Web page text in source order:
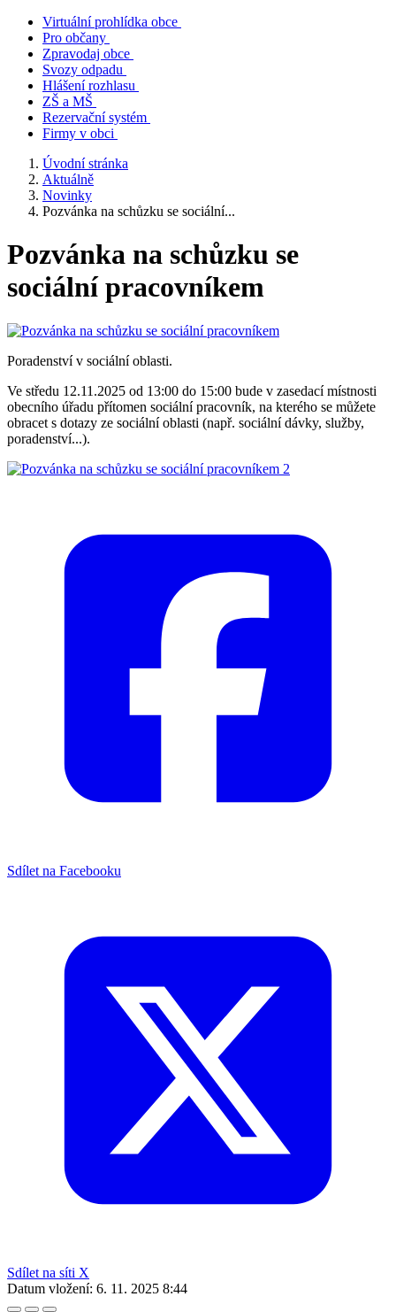
Virtuální prohlídka obce
Pro občany
Zpravodaj obce
Svozy odpadu
Hlášení rozhlasu
ZŠ a MŠ
Rezervační systém
Firmy v obci
Úvodní stránka
Aktuálně
Novinky
Pozvánka na schůzku se sociální...
Pozvánka na schůzku se
sociální pracovníkem
Poradenství v sociální oblasti.
Ve středu 12.11.2025 od 13:00 do 15:00 bude v zasedací místnosti
obecního úřadu přítomen sociální pracovník, na kterého se můžete
obracet s dotazy ze sociální oblasti (např. sociální dávky, služby,
poradenství...).
Sdílet na Facebooku
Sdílet na síti X
Datum vložení: 6. 11. 2025 8:44